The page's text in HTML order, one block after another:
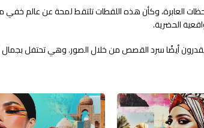
العابرة، وكأن هذه اللقطات تلتقط لمحة عن عالم
الحضرية.
أيضًا سرد القصص من خلال الصور. وهي تحتفل بجمال